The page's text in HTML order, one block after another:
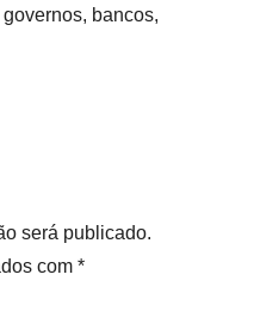
bancos,
será publicado.
com *